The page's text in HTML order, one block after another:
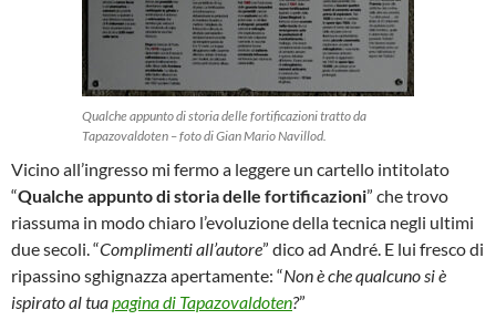
Qualche appunto di storia delle fortificazioni tratto da
Tapazovaldoten – foto di Gian Mario Navillod.
Vicino all’ingresso mi fermo a leggere un cartello intitolato
“Qualche appunto di storia delle fortificazioni” che trovo
riassuma in modo chiaro l’evoluzione della tecnica negli ultimi
due secoli. “Complimenti all’autore” dico ad André. E lui fresco di
ripassino sghignazza apertamente: “Non è che qualcuno si è
ispirato al tuapagina di Tapazovaldoten?”